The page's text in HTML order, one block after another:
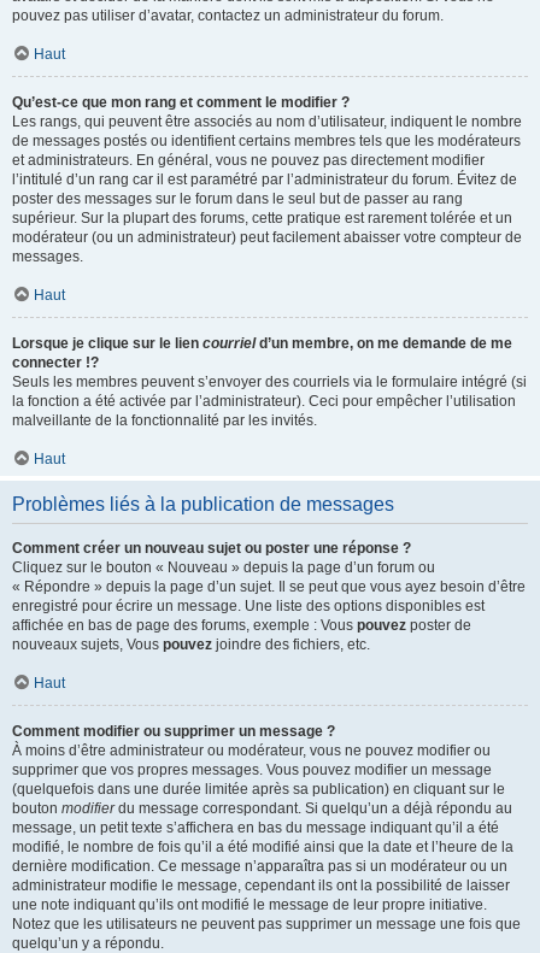
pouvez pas utiliser d’avatar, contactez un administrateur du forum.
Haut
Qu’est-ce que mon rang et comment le modifier ?
Les rangs, qui peuvent être associés au nom d’utilisateur, indiquent le nombre
de messages postés ou identifient certains membres tels que les modérateurs
et administrateurs. En général, vous ne pouvez pas directement modifier
l’intitulé d’un rang car il est paramétré par l’administrateur du forum. Évitez de
poster des messages sur le forum dans le seul but de passer au rang
supérieur. Sur la plupart des forums, cette pratique est rarement tolérée et un
modérateur (ou un administrateur) peut facilement abaisser votre compteur de
messages.
Haut
Lorsque je clique sur le lien courrield’un membre, on me demande de me
connecter !?
Seuls les membres peuvent s’envoyer des courriels via le formulaire intégré (si
la fonction a été activée par l’administrateur). Ceci pour empêcher l’utilisation
malveillante de la fonctionnalité par les invités.
Haut
Problèmes liés à la publication de messages
Comment créer un nouveau sujet ou poster une réponse ?
Cliquez sur le bouton « Nouveau » depuis la page d’un forum ou
« Répondre » depuis la page d’un sujet. Il se peut que vous ayez besoin d’être
enregistré pour écrire un message. Une liste des options disponibles est
affichée en bas de page des forums, exemple : Vous pouvez poster de
nouveaux sujets, Vous pouvez joindre des fichiers, etc.
Haut
Comment modifier ou supprimer un message ?
À moins d’être administrateur ou modérateur, vous ne pouvez modifier ou
supprimer que vos propres messages. Vous pouvez modifier un message
(quelquefois dans une durée limitée après sa publication) en cliquant sur le
bouton modifierdu message correspondant. Si quelqu’un a déjà répondu au
message, un petit texte s’affichera en bas du message indiquant qu’il a été
modifié, le nombre de fois qu’il a été modifié ainsi que la date et l’heure de la
dernière modification. Ce message n’apparaîtra pas si un modérateur ou un
administrateur modifie le message, cependant ils ont la possibilité de laisser
une note indiquant qu’ils ont modifié le message de leur propre initiative.
Notez que les utilisateurs ne peuvent pas supprimer un message une fois que
quelqu’un y a répondu.